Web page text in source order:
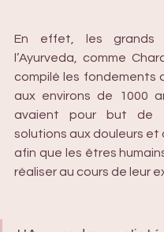
En effet, les grands
l’Ayurveda, comme
compilé les fondements
aux environs de 1000
avaient pour but de
solutions aux douleurs et
afin que les êtres
réaliser au cours de leur